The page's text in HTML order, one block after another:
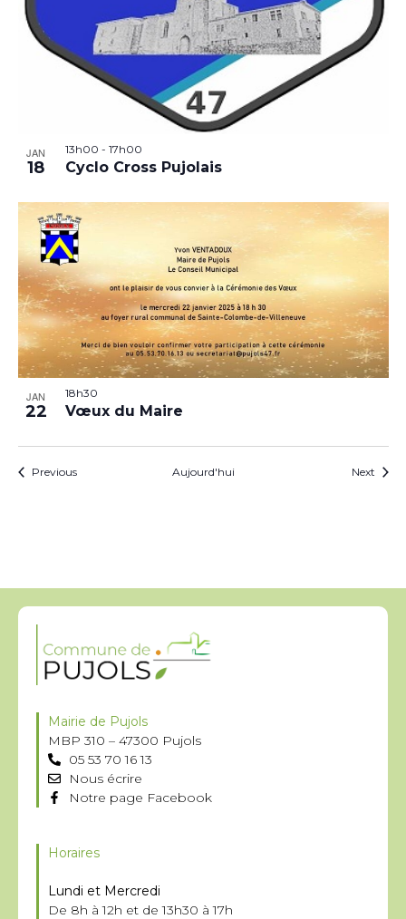
JAN
18
13h00 - 17h00
Cyclo Cross Pujolais
JAN
22
18h30
Vœux du Maire
PreviousÉvènements Aujourd'hui Next
Mairie de Pujols
MBP 310 – 47300 Pujols
05 53 70 16 13
Nous écrire
Notre page Facebook
Horaires
Lundi et Mercredi
De 8h à 12h et de 13h30 à 17h